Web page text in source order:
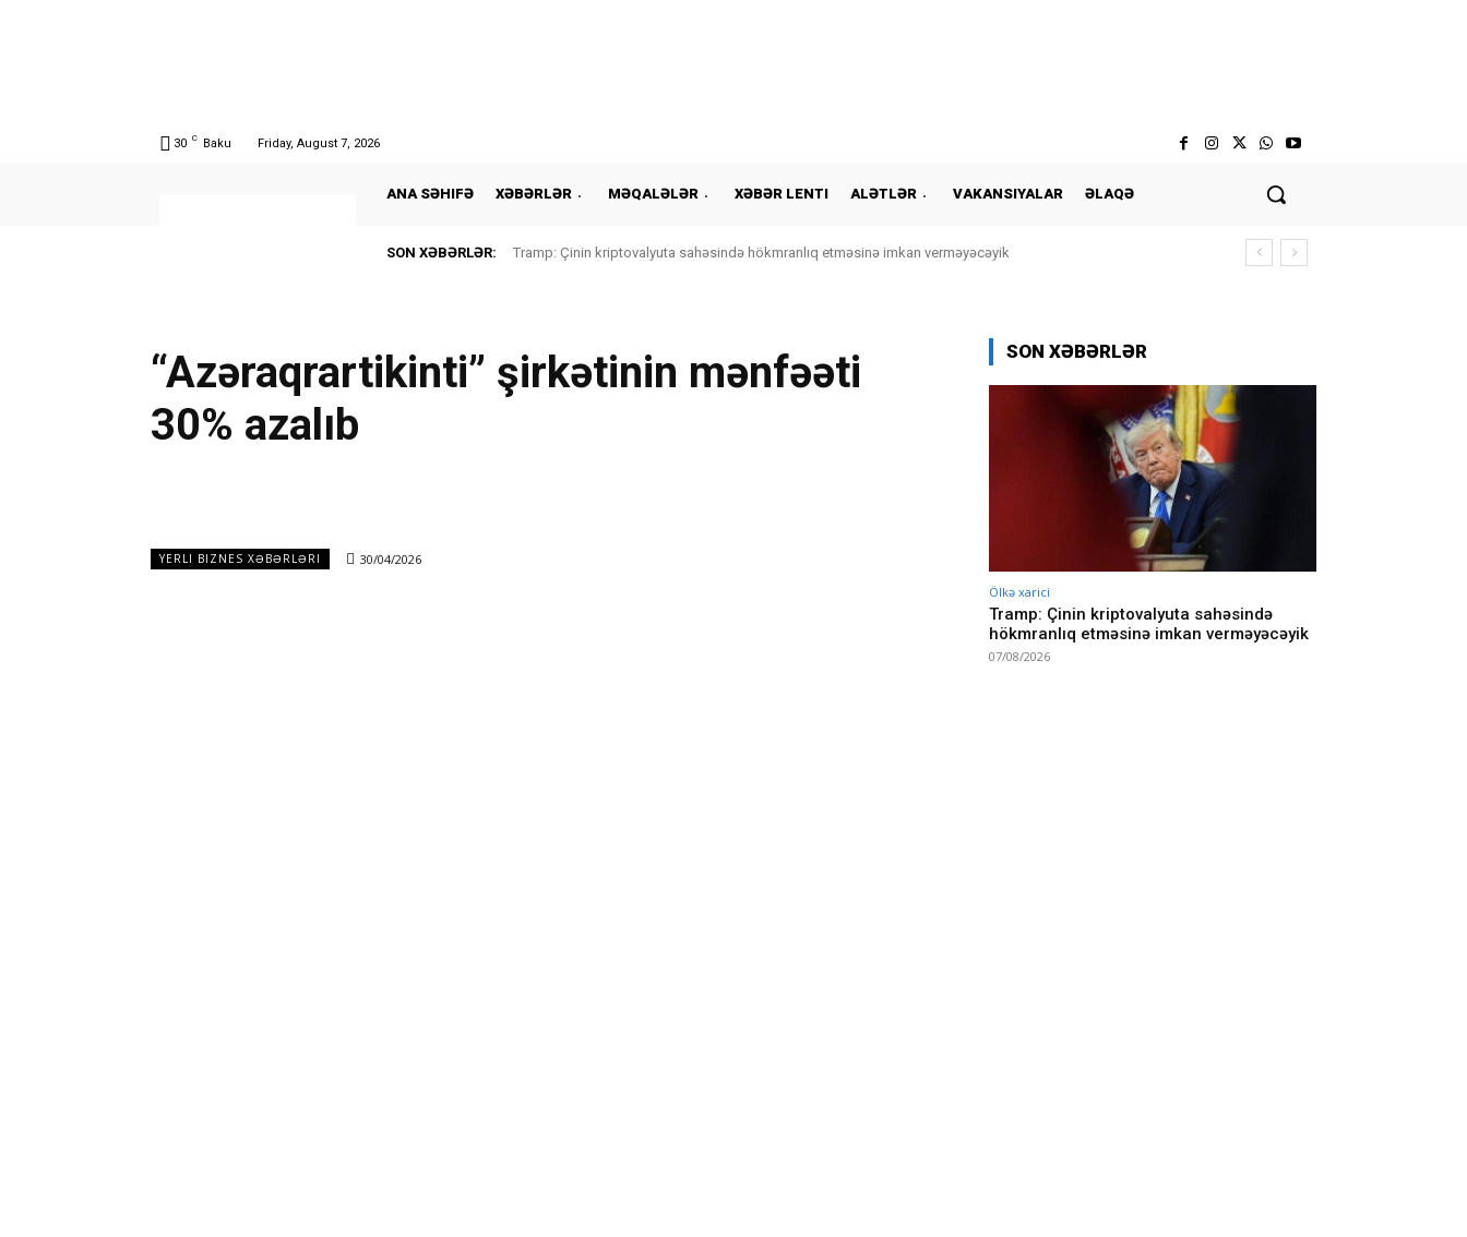
30 C Baku Friday, August 7, 2026
ANA SƏHIFƏ XƏBƏRLƏR MƏQALƏLƏR XƏBƏR LENTI ALƏTLƏR VAKANSIYALAR ƏLAQƏ
SON XƏBƏRLƏR: Tramp: Çinin kriptovalyuta sahəsində hökmranlıq etməsinə imkan verməyəcəyik
“Azəraqrartikinti” şirkətinin mənfəəti
30% azalıb
YERLI BIZNES XƏBƏRLƏRI 30/04/2026
SON XƏBƏRLƏR
Ölkə xarici
Tramp: Çinin kriptovalyuta sahəsində
hökmranlıq etməsinə imkan verməyəcəyik
07/08/2026